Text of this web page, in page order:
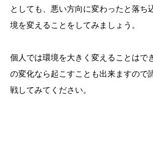
としても、悪い方向に変わったと落ち
境を変えることをしてみましょう。
個人では環境を大きく変えることはで
の変化なら起こすことも出来ますので
戦してみてください。